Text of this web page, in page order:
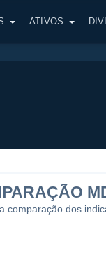
ATIVOS
comparação dos